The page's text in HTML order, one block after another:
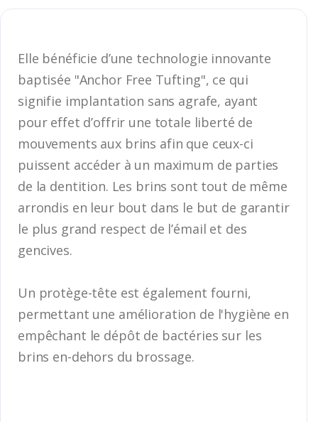
Elle bénéficie d’une technologie innovante
baptisée "Anchor Free Tufting", ce qui
signifie implantation sans agrafe, ayant
pour effet d’offrir une totale liberté de
mouvements aux brins afin que ceux-ci
puissent accéder à un maximum de parties
de la dentition. Les brins sont tout de même
arrondis en leur bout dans le but de garantir
le plus grand respect de l’émail et des
gencives.
Un protège-tête est également fourni,
permettant une amélioration de l'hygiène en
empêchant le dépôt de bactéries sur les
brins en-dehors du brossage.